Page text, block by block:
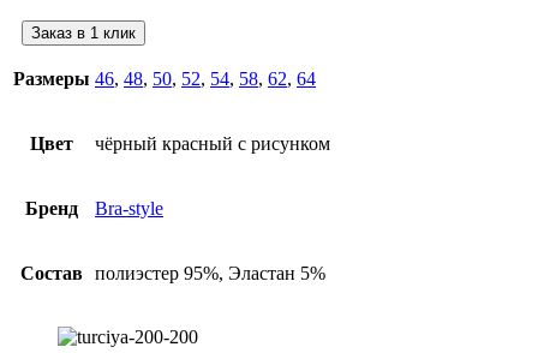
Заказ в 1 клик
Размеры 46, 48, 50, 52, 54, 58, 62, 64
Цвет чёрный красный с рисунком
Бренд Bra-style
Состав полиэстер 95%, Эластан 5%